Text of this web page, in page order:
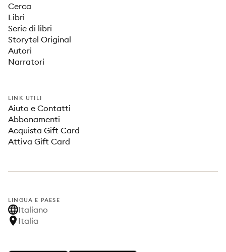
Cerca
Libri
Serie di libri
Storytel Original
Autori
Narratori
LINK UTILI
Aiuto e Contatti
Abbonamenti
Acquista Gift Card
Attiva Gift Card
LINGUA E PAESE
Italiano
Italia